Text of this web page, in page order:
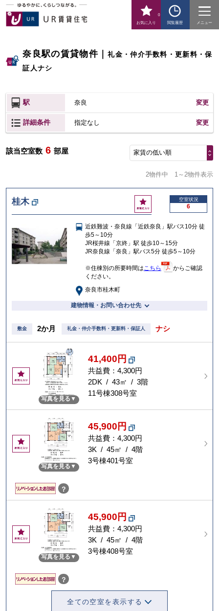
お気に入り
0
閲覧履歴
メニュー
奈良駅の賃貸物件｜礼金・仲介手数料・更新料・保
証人ナシ
駅 奈良 変更
詳細条件 指定なし 変更
該当空室数 6 部屋 家賃の低い順
2物件中 1～2物件表示
桂木
お
気
入
空室状況
6
近鉄難波・奈良線「近鉄奈良」駅バス10分 徒
歩5～10分
JR桜井線「京終」駅 徒歩10～15分
JR奈良線「奈良」駅バス5分 徒歩5～10分
※住棟別の所要時間はこちら
からご確認
ください。
奈良市桂木町
建物情報・お問い合わせ先
敷金 2か月 礼金・仲介手数料・更新料・保証人 ナシ
お
気
り
写真を見る
41,400円
共益費：4,300円
2DK / 43㎡ / 3階
11号棟308号室
お
気
写真を見る
45,900円
共益費：4,300円
3K / 45㎡ / 4階
3号棟401号室
？
お
気
写真を見る
45,900円
共益費：4,300円
3K / 45㎡ / 4階
3号棟408号室
？
全ての空室を表示する